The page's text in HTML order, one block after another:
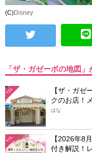
(C)Disney
「ザ・ガゼーボの地図
TDL
【ザ・ガゼ
クのお店！
はな
TDL
【2026年8
付き解説！